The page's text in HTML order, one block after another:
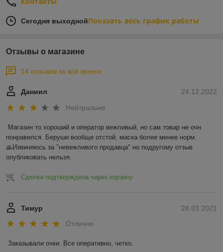
Сегодня выходнойПоказать весь график работы
Отзывы о магазине
14 отзывов за всё время
24.12.2022
Даниил
Нейтрально
Магазин то хороший и оператор вежливый, но сам товар не очн
понравился. Беруши вообще отстой, маска более менее норм.
🙏Извиняюсь за "невежливого продавца" но подругому отзыв
опубликовать нельзя.
Сделка подтверждена через корзину
28.03.2021
Тимур
Отлично
Заказывали очки. Все оперативно, четко.